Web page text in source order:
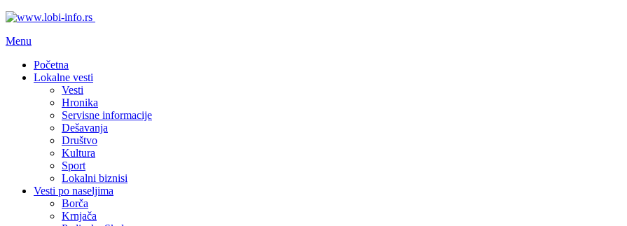
Menu
Početna
Lokalne vesti
Vesti
Hronika
Servisne informacije
Dešavanja
Društvo
Kultura
Sport
Lokalni biznisi
Vesti po naseljima
Borča
Krnjača